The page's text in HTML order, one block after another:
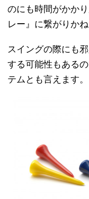
のにも時間がかか
レー』に繋がりかね
スイングの際にも
する可能性もある
テムとも言えます。